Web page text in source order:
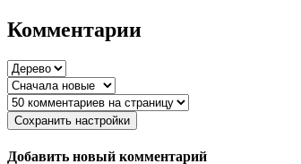
Комментарии
Сохранить настройки
Добавить новый комментарий